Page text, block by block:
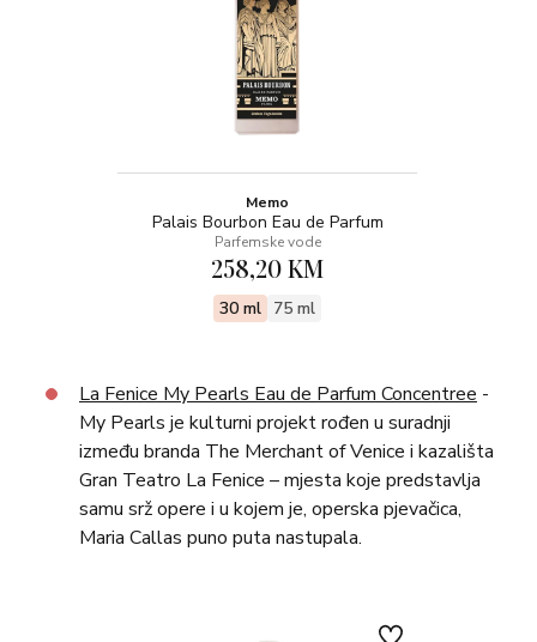
Memo
Palais Bourbon Eau de Parfum
Parfemske vode
258,20 KM
30 ml 75 ml
La Fenice My Pearls Eau de Parfum Concentree -
My Pearls je kulturni projekt rođen u suradnji
između branda The Merchant of Venice i kazališta
Gran Teatro La Fenice – mjesta koje predstavlja
samu srž opere i u kojem je, operska pjevačica,
Maria Callas puno puta nastupala.